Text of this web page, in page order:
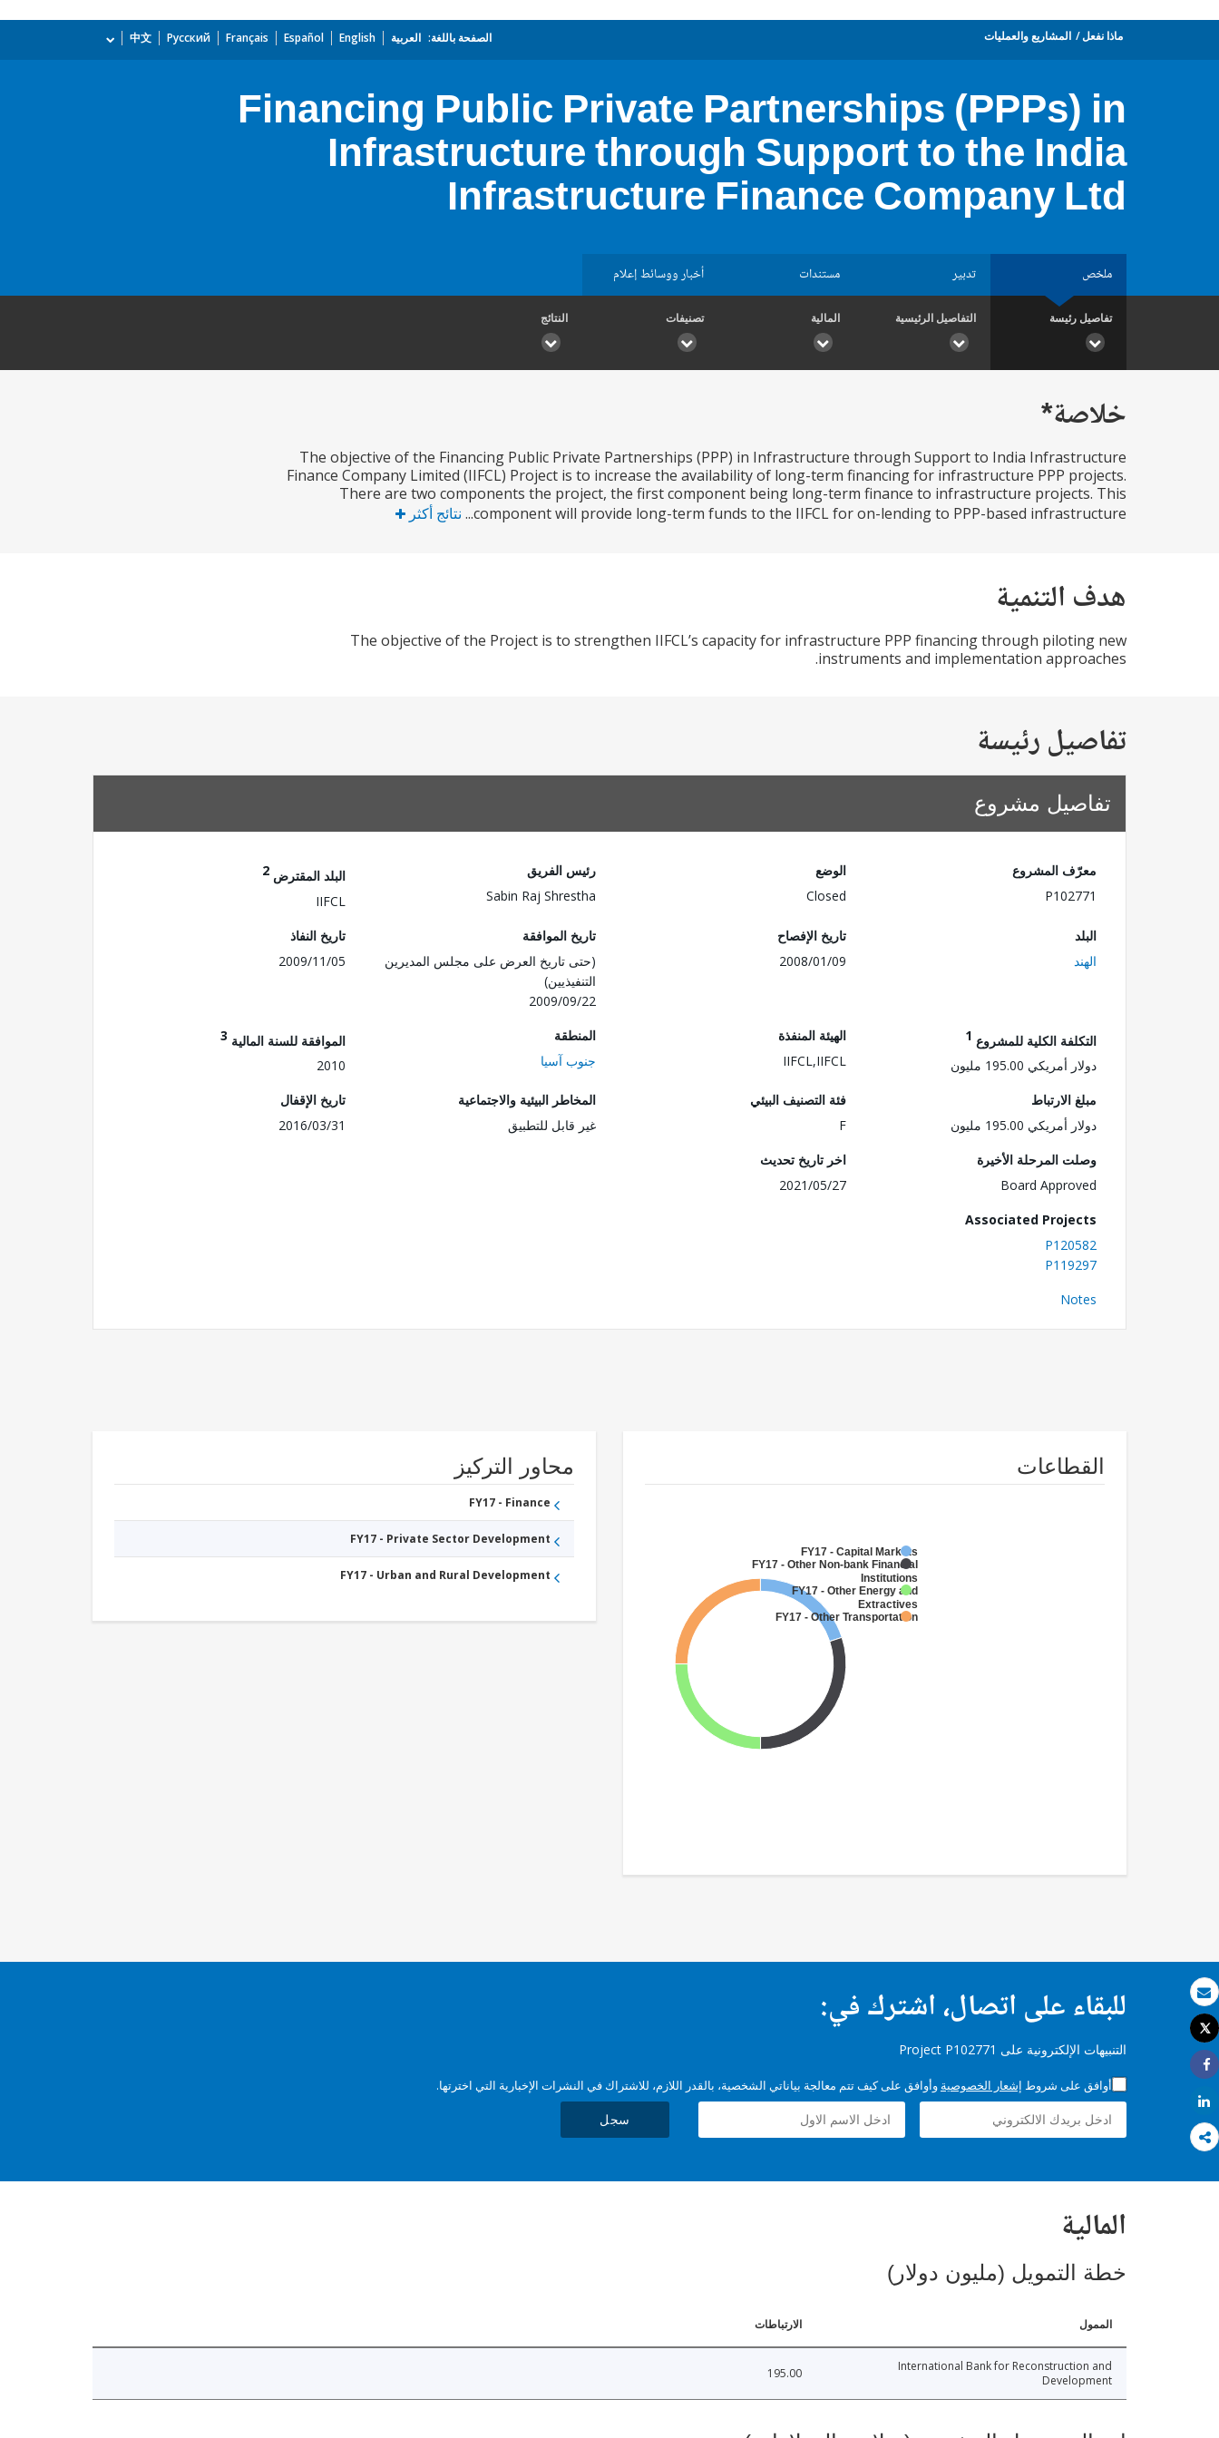
بريد الكتروني
طباعة
Tweet
Share
Share
ماذا نفعل المشاريع والعمليات الصفحة باللغة: العربية English
Español
Français
Русский
中文
Financing Public Private Partnerships (PPPs) in
Infrastructure through Support to the India
Infrastructure Finance Company Ltd
ملخص تدبير مستندات أخبار ووسائط إعلام
تفاصيل رئيسة التفاصيل الرئيسية المالية تصنيفات النتائج
خلاصة*
The objective of the Financing Public Private Partnerships (PPP) in Infrastructure through Support to India Infrastructure
Finance Company Limited (IIFCL) Project is to increase the availability of long-term financing for infrastructure PPP projects.
There are two components the project, the first component being long-term finance to infrastructure projects. This
component will provide long-term funds to the IIFCL for on-lending to PPP-based infrastructure...
نتائج أكثر
هدف التنمية
The objective of the Project is to strengthen IIFCL’s capacity for infrastructure PPP financing through piloting new
instruments and implementation approaches.
تفاصيل رئيسة
تفاصيل مشروع
معرّف المشروع
P102771
الوضع
Closed
رئيس الفريق
Sabin Raj Shrestha
البلد المقترض 2
IIFCL
البلد
الهند
تاريخ الإفصاح
2008/01/09
تاريخ الموافقة
(حتى تاريخ العرض على مجلس المديرين
التنفيذيين)
2009/09/22
تاريخ النفاذ
2009/11/05
التكلفة الكلية للمشروع 1
دولار أمريكي 195.00 مليون
الهيئة المنفذة
IIFCL,IIFCL
المنطقة
جنوب آسيا
الموافقة للسنة المالية 3
2010
مبلغ الارتباط
دولار أمريكي 195.00 مليون
فئة التصنيف البيئي
F
المخاطر البيئية والاجتماعية
غير قابل للتطبيق
تاريخ الإقفال
2016/03/31
وصلت المرحلة الأخيرة
Board Approved
اخر تاريخ تحديث
2021/05/27
Associated Projects
P120582
P119297
Notes
القطاعات
FY17 - Capital Markets
FY17 - Other Non-bank Financial
Institutions
FY17 - Other Energy and
Extractives
FY17 - Other Transportation
محاور التركيز
FY17 - Finance
FY17 - Private Sector Development
FY17 - Urban and Rural Development
للبقاء على اتصال، اشترك في:
التنبيهات الإلكترونية على Project P102771
أوافق على شروط إشعار الخصوصية وأوافق على كيف تتم معالجة بياناتي الشخصية، بالقدر اللازم، للاشتراك في النشرات الإخبارية التي اخترتها.
سجل
المالية
خطة التمويل (مليون دولار)
الممول الارتباطات
International Bank for Reconstruction and
Development
195.00